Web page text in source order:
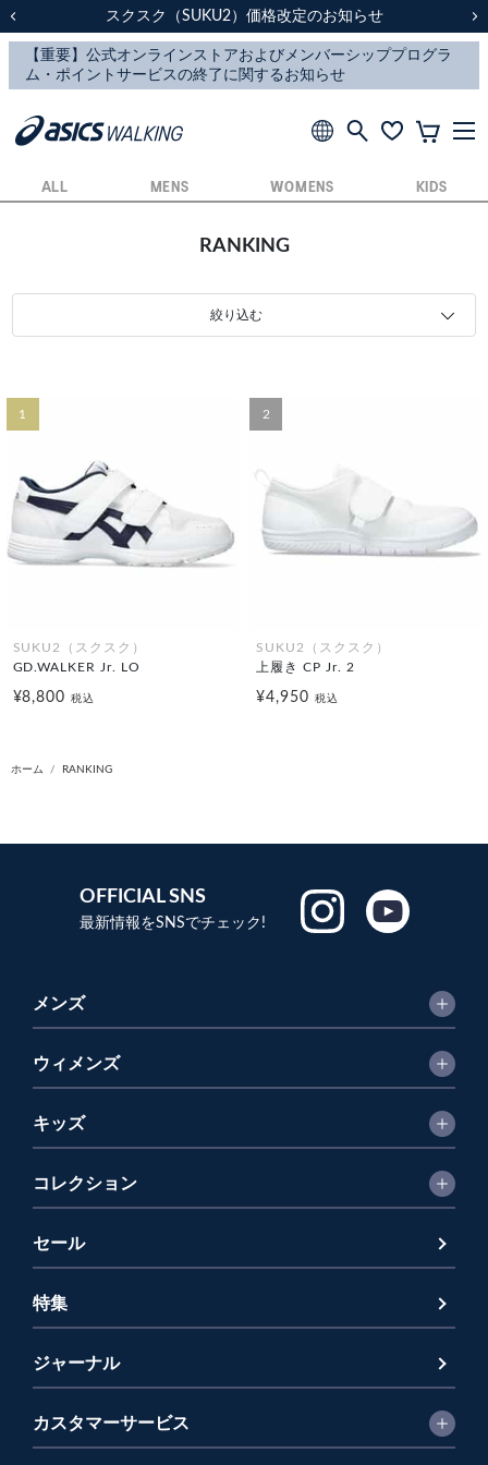
スクスク（SUKU2）価格改定のお知らせ
配送に関するお知らせ
スクスク（SUKU2）価格改定のお知らせ
配送に関するお知らせ
ALL MENS WOMENS KIDS
RANKING
絞り込む
1
SUKU2（スクスク）
GD.WALKER Jr. LO
¥8,800税込
2
SUKU2（スクスク）
上履き CP Jr. 2
¥4,950 税込
ホーム RANKING
OFFICIAL SNS
最新情報をSNSでチェック!
メンズ
ウィメンズ
キッズ
コレクション
セール
特集
ジャーナル
カスタマーサービス